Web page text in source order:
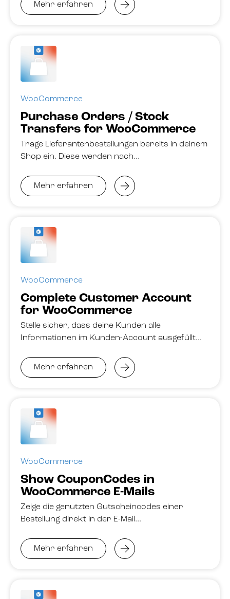
Mehr erfahren
WooCommerce
Purchase Orders / Stock
Transfers for WooCommerce
Trage Lieferantenbestellungen bereits in deinem
Shop ein. Diese werden nach…
Mehr erfahren
WooCommerce
Complete Customer Account
for WooCommerce
Stelle sicher, dass deine Kunden alle
Informationen im Kunden-Account ausgefüllt…
Mehr erfahren
WooCommerce
Show CouponCodes in
WooCommerce E-Mails
Zeige die genutzten Gutscheincodes einer
Bestellung direkt in der E-Mail…
Mehr erfahren